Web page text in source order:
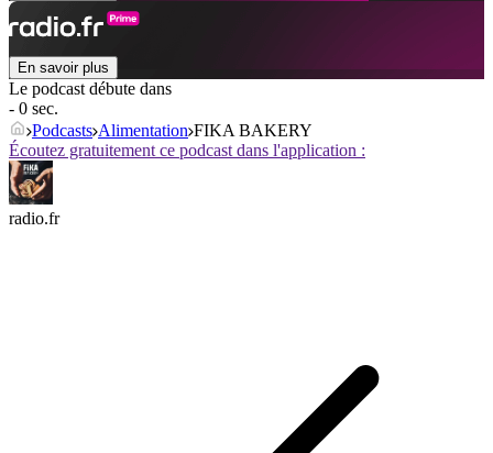
En savoir plus
Le podcast débute dans
- 0 sec.
Podcasts Alimentation FIKA BAKERY
Écoutez gratuitement ce podcast dans l'application :
radio.fr